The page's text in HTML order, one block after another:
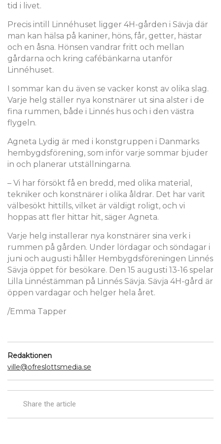
tid i livet.
Precis intill Linnéhuset ligger 4H-gården i Sävja där
man kan hälsa på kaniner, höns, får, getter, hästar
och en åsna. Hönsen vandrar fritt och mellan
gårdarna och kring cafébänkarna utanför
Linnéhuset.
I sommar kan du även se vacker konst av olika slag.
Varje helg ställer nya konstnärer ut sina alster i de
fina rummen, både i Linnés hus och i den västra
flygeln.
Agneta Lydig är med i konstgruppen i Danmarks
hembygdsförening, som inför varje sommar bjuder
in och planerar utställningarna.
– Vi har försökt få en bredd, med olika material,
tekniker och konstnärer i olika åldrar. Det har varit
välbesökt hittills, vilket är väldigt roligt, och vi
hoppas att fler hittar hit, säger Agneta.
Varje helg installerar nya konstnärer sina verk i
rummen på gården. Under lördagar och söndagar i
juni och augusti håller Hembygdsföreningen Linnés
Sävja öppet för besökare. Den 15 augusti 13-16 spelar
Lilla Linnéstämman på Linnés Sävja. Sävja 4H-gård är
öppen vardagar och helger hela året.
/Emma Tapper
Redaktionen
ville@ofreslottsmedia.se
Share the article